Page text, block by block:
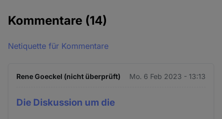
Kommentare (14)
Netiquette für Kommentare
Rene Goeckel (nicht überprüft) Mo. 6 Feb 2023 - 13:13
Die Diskussion um die